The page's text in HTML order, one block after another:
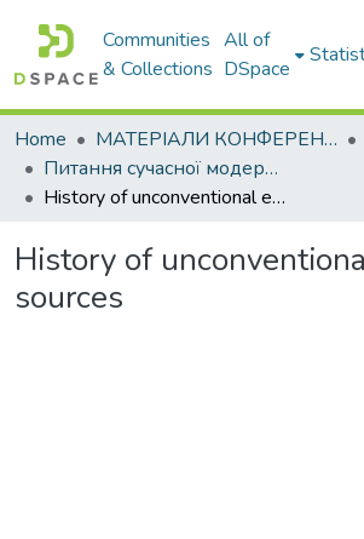
Communities
& Collections
All of
DSpace
Home МАТЕРІАЛИ КОНФЕРЕНЦІЙ
Питання сучасної модернізації науки та освіти
History of unconventional energy sources
History of
sources